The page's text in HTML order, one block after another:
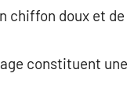
doux et
constituent